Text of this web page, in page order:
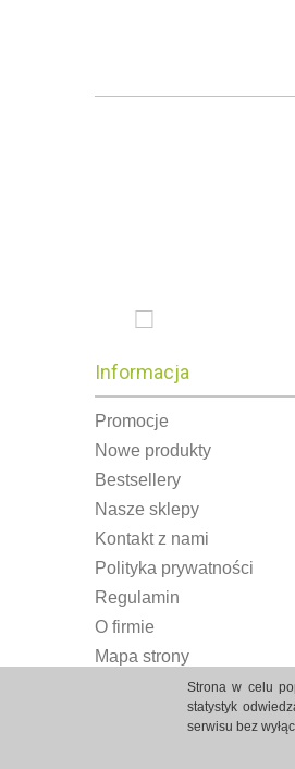
Strona w celu
statystyk
serwisu bez
Informacja
Promocje
Nowe produkty
Bestsellery
Nasze sklepy
Kontakt z nami
Polityka prywatności
Regulamin
O firmie
Mapa strony
Strony internetowe Białystok